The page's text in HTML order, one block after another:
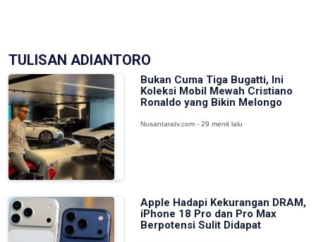
TULISAN ADIANTORO
Bukan Cuma Tiga Bugatti, Ini
Koleksi Mobil Mewah Cristiano
Ronaldo yang Bikin Melongo
Nusantaratv.com - 29 menit lalu
Apple Hadapi Kekurangan DRAM,
iPhone 18 Pro dan Pro Max
Berpotensi Sulit Didapat